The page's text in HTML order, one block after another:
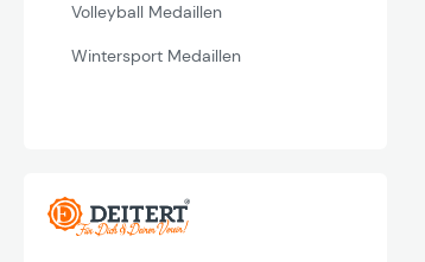
Volleyball Medaillen
Wintersport Medaillen